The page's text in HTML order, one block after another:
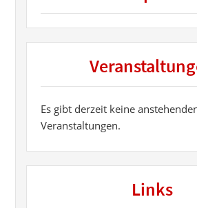
Es gibt derzeit keine
Veranstaltungen.
Links